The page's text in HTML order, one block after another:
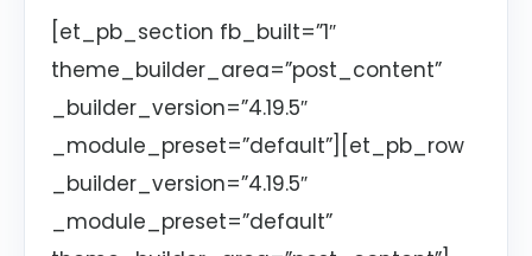
[et_pb_section fb_built=”1″
theme_builder_area=”post_content”
_builder_version=”4.19.5″
_module_preset=”default”][et_pb_row
_builder_version=”4.19.5″
_module_preset=”default”